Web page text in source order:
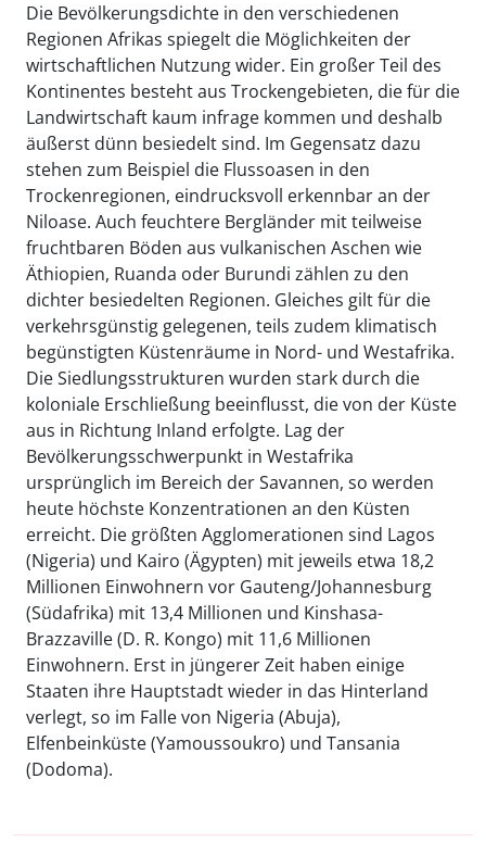
Die Bevölkerungsdichte in den verschiedenen
Regionen Afrikas spiegelt die Möglichkeiten der
wirtschaftlichen Nutzung wider. Ein großer Teil des
Kontinentes besteht aus Trockengebieten, die für die
Landwirtschaft kaum infrage kommen und deshalb
äußerst dünn besiedelt sind. Im Gegensatz dazu
stehen zum Beispiel die Flussoasen in den
Trockenregionen, eindrucksvoll erkennbar an der
Niloase. Auch feuchtere Bergländer mit teilweise
fruchtbaren Böden aus vulkanischen Aschen wie
Äthiopien, Ruanda oder Burundi zählen zu den
dichter besiedelten Regionen. Gleiches gilt für die
verkehrsgünstig gelegenen, teils zudem klimatisch
begünstigten Küstenräume in Nord- und Westafrika.
Die Siedlungsstrukturen wurden stark durch die
koloniale Erschließung beeinflusst, die von der Küste
aus in Richtung Inland erfolgte. Lag der
Bevölkerungsschwerpunkt in Westafrika
ursprünglich im Bereich der Savannen, so werden
heute höchste Konzentrationen an den Küsten
erreicht. Die größten Agglomerationen sind Lagos
(Nigeria) und Kairo (Ägypten) mit jeweils etwa 18,2
Millionen Einwohnern vor Gauteng/Johannesburg
(Südafrika) mit 13,4 Millionen und Kinshasa-
Brazzaville (D. R. Kongo) mit 11,6 Millionen
Einwohnern. Erst in jüngerer Zeit haben einige
Staaten ihre Hauptstadt wieder in das Hinterland
verlegt, so im Falle von Nigeria (Abuja),
Elfenbeinküste (Yamoussoukro) und Tansania
(Dodoma).